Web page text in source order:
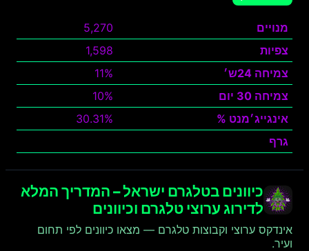
מנויים
5,270
צפיות
1,598
צמיחה 24ש׳
11%
צמיחה 30 יום
10%
אינגייג׳מנט %
30.31%
גרף
כיוונים בטלגרם ישראל – המדריך המלא
לדירוג ערוצי טלגרם וכיוונים
אינדקס ערוצי וקבוצות טלגרם — מצאו כיוונים לפי תחום
ועיר.